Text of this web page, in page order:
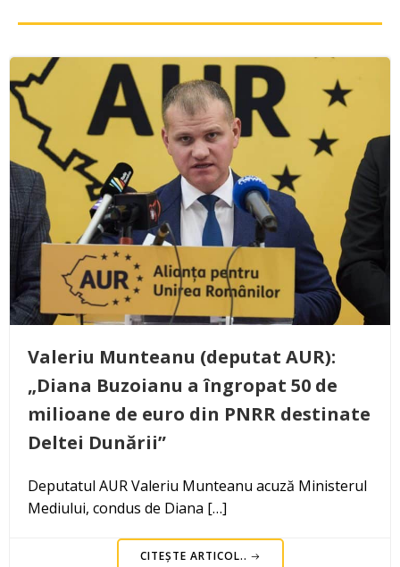
Valeriu Munteanu (deputat AUR):
„Diana Buzoianu a îngropat 50 de
milioane de euro din PNRR destinate
Deltei Dunării”
Deputatul AUR Valeriu Munteanu acuză Ministerul
Mediului, condus de Diana […]
CITEȘTE ARTICOL..